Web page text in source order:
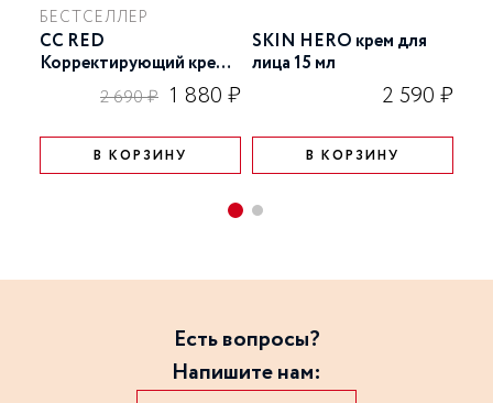
БЕСТСЕЛЛЕР
CC RED
Корректирующий крем
для лица 15 мл
2 690 ₽ 1 880 ₽
В КОРЗИНУ
SKIN HERO крем для
лица 15 мл
2 590 ₽
В КОРЗИНУ
Есть вопросы?
Напишите нам: